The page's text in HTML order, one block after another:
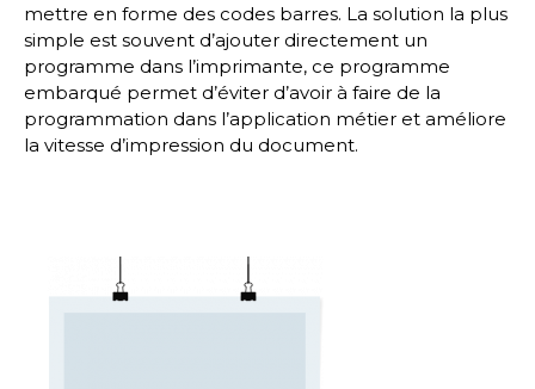
mettre en forme des codes barres. La solution la plus
simple est souvent d’ajouter directement un
programme dans l’imprimante, ce programme
embarqué permet d’éviter d’avoir à faire de la
programmation dans l’application métier et améliore
la vitesse d’impression du document.